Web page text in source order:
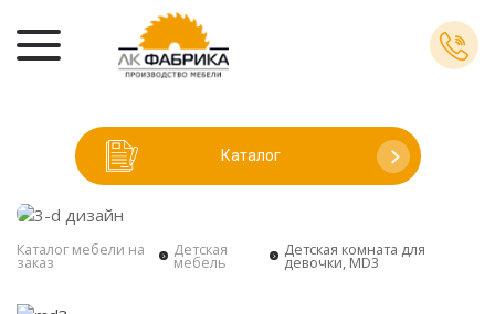
Каталог
Каталог мебели на
заказ
Детская
мебель
Детская комната для
девочки, MD3